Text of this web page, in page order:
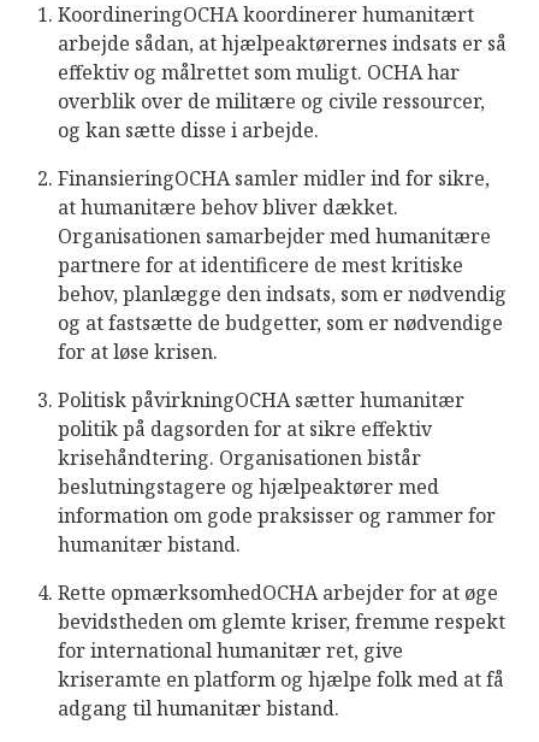
KoordineringOCHA koordinerer humanitært
arbejde sådan, at hjælpeaktørernes indsats er så
effektiv og målrettet som muligt. OCHA har
overblik over de militære og civile ressourcer,
og kan sætte disse i arbejde.
FinansieringOCHA samler midler ind for sikre,
at humanitære behov bliver dækket.
Organisationen samarbejder med humanitære
partnere for at identificere de mest kritiske
behov, planlægge den indsats, som er nødvendig
og at fastsætte de budgetter, som er nødvendige
for at løse krisen.
Politisk påvirkningOCHA sætter humanitær
politik på dagsorden for at sikre effektiv
krisehåndtering. Organisationen bistår
beslutningstagere og hjælpeaktører med
information om gode praksisser og rammer for
humanitær bistand.
Rette opmærksomhedOCHA arbejder for at øge
bevidstheden om glemte kriser, fremme respekt
for international humanitær ret, give
kriseramte en platform og hjælpe folk med at få
adgang til humanitær bistand.